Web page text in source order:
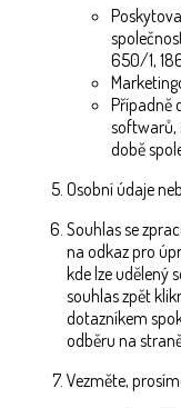
650/1,
Případně
softwarů,
době
Osobní údaje
Souhlas se
na odkaz pro
kde lze udělený
souhlas zpět
dotazníkem
odběru na
Vezměte,